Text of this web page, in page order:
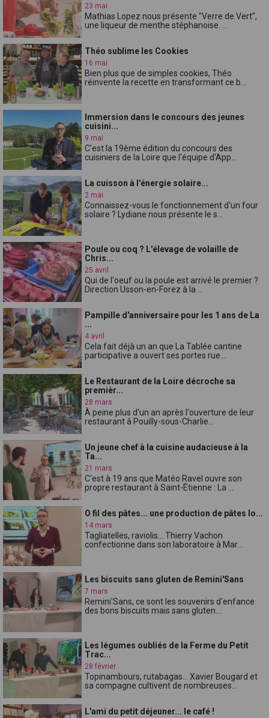
23 mai
Mathias Lopez nous présente "Verre de Vert",
une liqueur de menthe stéphanoise. ...
Théo sublime les Cookies
16 mai
Bien plus que de simples cookies, Théo
réinvente la recette en transformant ce b...
Immersion dans le concours des jeunes
cuisini...
9 mai
C'est la 19ème édition du concours des
cuisiniers de la Loire que l'équipe d'App...
La cuisson à l'énergie solaire...
2 mai
Connaissez-vous le fonctionnement d'un four
solaire ? Lydiane nous présente le s...
Poule ou coq ? L'élevage de volaille de
Chris...
25 avril
Qui de l'oeuf ou la poule est arrivé le premier ?
Direction Usson-en-Forez à la ...
Pampille d'anniversaire pour les 1 ans de La
...
4 avril
Cela fait déjà un an que La Tablée cantine
participative a ouvert ses portes rue...
Le Restaurant de la Loire décroche sa
premièr...
28 mars
À peine plus d'un an après l'ouverture de leur
restaurant à Pouilly-sous-Charlie...
Un jeune chef à la cuisine audacieuse à la
Ta...
21 mars
C'est à 19 ans que Matéo Ravel ouvre son
propre restaurant à Saint-Étienne : La ...
O fil des pâtes... une production de pâtes lo...
14 mars
Tagliatelles, raviolis... Thierry Vachon
confectionne dans son laboratoire à Mar...
Les biscuits sans gluten de Remini'Sans
7 mars
Remini'Sans, ce sont les souvenirs d'enfance
des bons biscuits mais sans gluten....
Les légumes oubliés de la Ferme du Petit
Trac...
28 février
Topinambours, rutabagas... Xavier Bougard et
sa compagne cultivent de nombreuses...
L'ami du petit déjeuner... le café !